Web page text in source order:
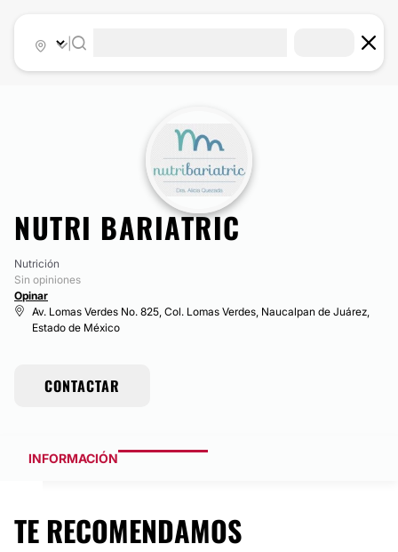
NUTRI BARIATRIC
Nutrición
Sin opiniones
Opinar
Av. Lomas Verdes No. 825, Col. Lomas Verdes, Naucalpan de Juárez,
Estado de México
CONTACTAR
INFORMACIÓN
TE RECOMENDAMOS